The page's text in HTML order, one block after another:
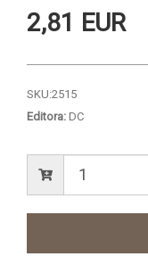
2,81 EUR
SKU:2515
Editora: DC